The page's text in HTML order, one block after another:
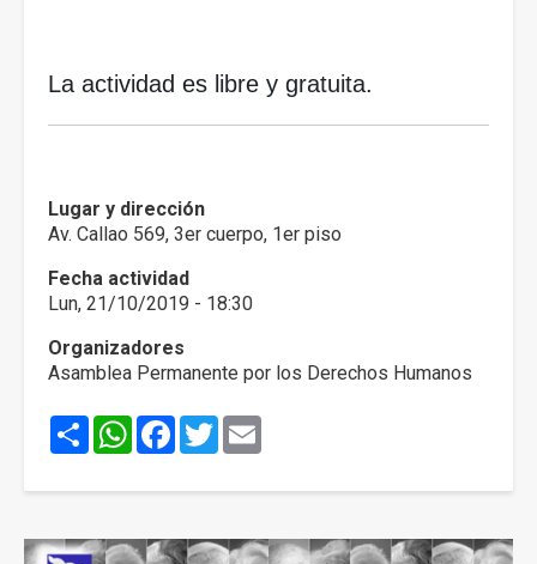
La actividad es libre y gratuita.
Lugar y dirección
Av. Callao 569, 3er cuerpo, 1er piso
Fecha actividad
Lun, 21/10/2019 - 18:30
Organizadores
Asamblea Permanente por los Derechos Humanos
ShareWhatsApp
Facebook
Twitter